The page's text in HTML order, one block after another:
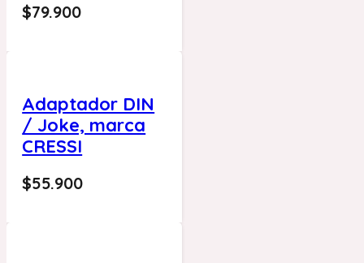
$79.900
Adaptador DIN
/ Joke, marca
CRESSI
$55.900